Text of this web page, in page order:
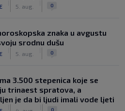
5. aug. 0
znaka u avgustu
srodnu dušu
5. aug. 0
3.500 stepenica koje se
trinaest spratova, a
je da bi ljudi imali vode ljeti
0